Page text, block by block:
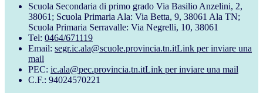
Scuola Secondaria di primo grado Via Basilio Anzelini, 2,
38061; Scuola Primaria Ala: Via Betta, 9, 38061 Ala TN;
Scuola Primaria Serravalle: Via Negrelli, 10, 38061
Tel: 0464/671119
Email: segr.ic.ala@scuole.provincia.tn.itLink per inviare una
mail
PEC: ic.ala@pec.provincia.tn.itLink per inviare una mail
C.F.: 94024570221